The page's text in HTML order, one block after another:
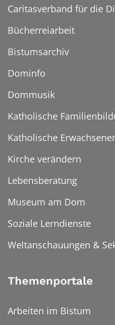
Caritasverband für die
Bücherreiarbeit
Bistumsarchiv
Dominfo
Dommusik
Katholische
Katholische
Kirche verändern
Lebensberatung
Museum am Dom
Soziale Lerndienste
Weltanschauungen &
Themenportale
Arbeiten im Bistum